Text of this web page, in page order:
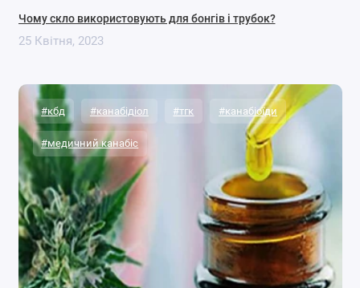
Чому скло використовують для бонгів і трубок?
25 Квітня, 2023
#кбд #канабідіол #тгк #канабіоїди
#медичний канабіс